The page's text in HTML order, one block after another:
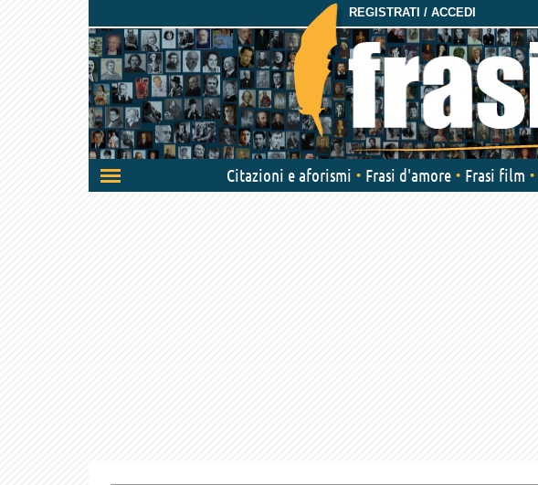
REGISTRATI / ACCEDI
Attiva/disattiva
navigazione
Citazioni e aforismi Frasi d'amore Frasi film